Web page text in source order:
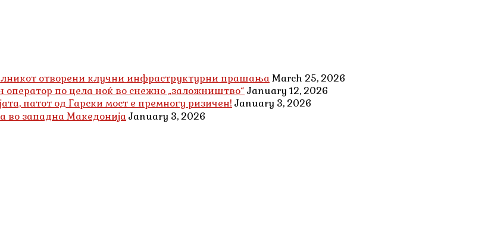
отворени клучни инфраструктурни прашањаMarch 25, 2026
по цела ноќ во снежно „заложништво“ January 12, 2026
патот од Гарски мост е премногу ризичен! January 3, 2026
западна МакедонијаJanuary 3, 2026